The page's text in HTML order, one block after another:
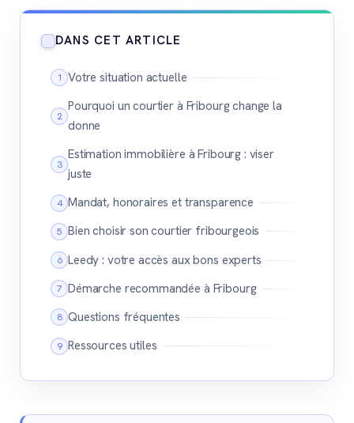
DANS CET ARTICLE
Votre situation actuelle
Pourquoi un courtier à Fribourg change la
donne
Estimation immobilière à Fribourg : viser
juste
Mandat, honoraires et transparence
Bien choisir son courtier fribourgeois
Leedy : votre accès aux bons experts
Démarche recommandée à Fribourg
Questions fréquentes
Ressources utiles